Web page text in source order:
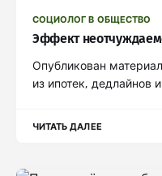
СОЦИОЛОГ В ОБЩЕСТВО
Эффект
Опубликован
из ипотек, дедлайнов
ЧИТАТЬ ДАЛЕЕ